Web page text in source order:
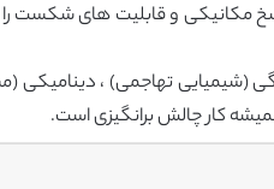
مکانیکی و قابلیت های شکست
(شیمیایی تهاجمی) ،
کار چالش برانگیزی است.